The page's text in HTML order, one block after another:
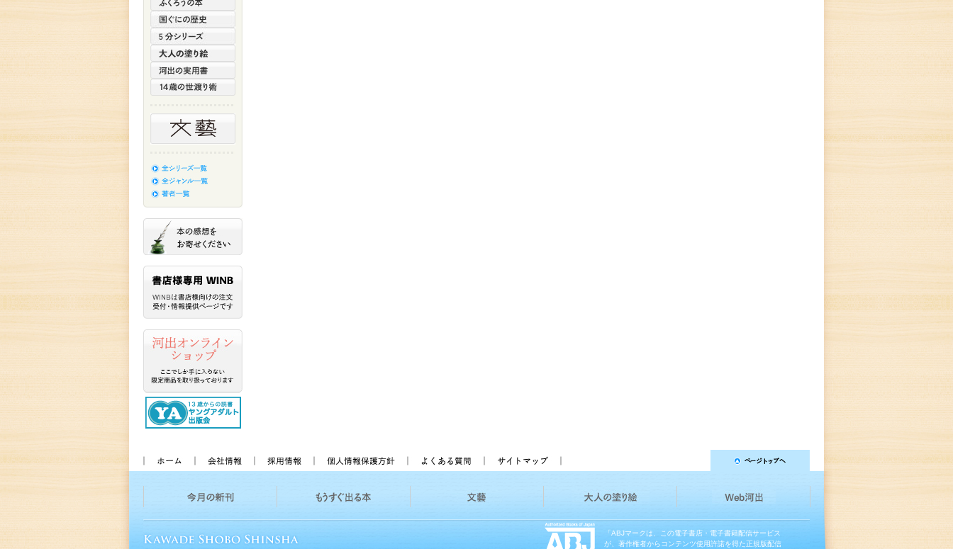
「ABJマークは、この電子書店・電子書籍配信サービス
が、著作権者からコンテンツ使用許諾を得た正規版配信